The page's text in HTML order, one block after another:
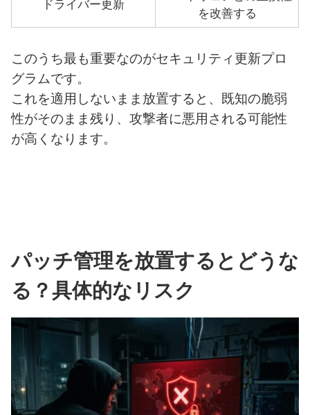
ドライバー更新
を改善する
このうち最も重要なのがセキュリティ更新プロ
グラムです。
これを適用しないまま放置すると、既知の脆弱
性がそのまま残り、攻撃者に悪用される可能性
が高くなります。
パッチ管理を放置するとどうな
る？具体的なリスク